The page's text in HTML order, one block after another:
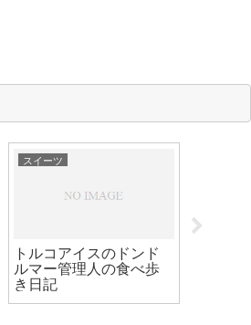
スイーツ
トルコアイスのドンド
ルマー管理人の食べ歩
き日記